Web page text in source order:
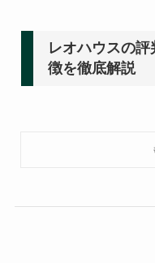
レオハウスの
徴を徹底解説